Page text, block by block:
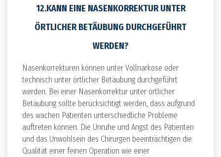
12.KANN EINE NASENKORREKTUR UNTER
ÖRTLICHER BETÄUBUNG DURCHGEFÜHRT
WERDEN?
Nasenkorrekturen können unter Vollnarkose oder
technisch unter örtlicher Betäubung durchgeführt
werden. Bei einer Nasenkorrektur unter örtlicher
Betäubung sollte berücksichtigt werden, dass aufgrund
des wachen Patienten unterschiedliche Probleme
auftreten können. Die Unruhe und Angst des Patienten
und das Unwohlsein des Chirurgen beeinträchtigen die
Qualität einer feinen Operation wie einer